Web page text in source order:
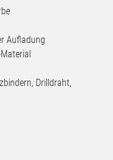
Aufladung
Drilldraht,